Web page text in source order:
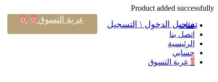
Product added successfully
فئات
اتصل بنا
اﻟﺮﺋﻴﺴﻴﺔ
حسابي
0 عربة التسوق
تسجيل الدخول \ التسجيل عربة التسوق 0
0